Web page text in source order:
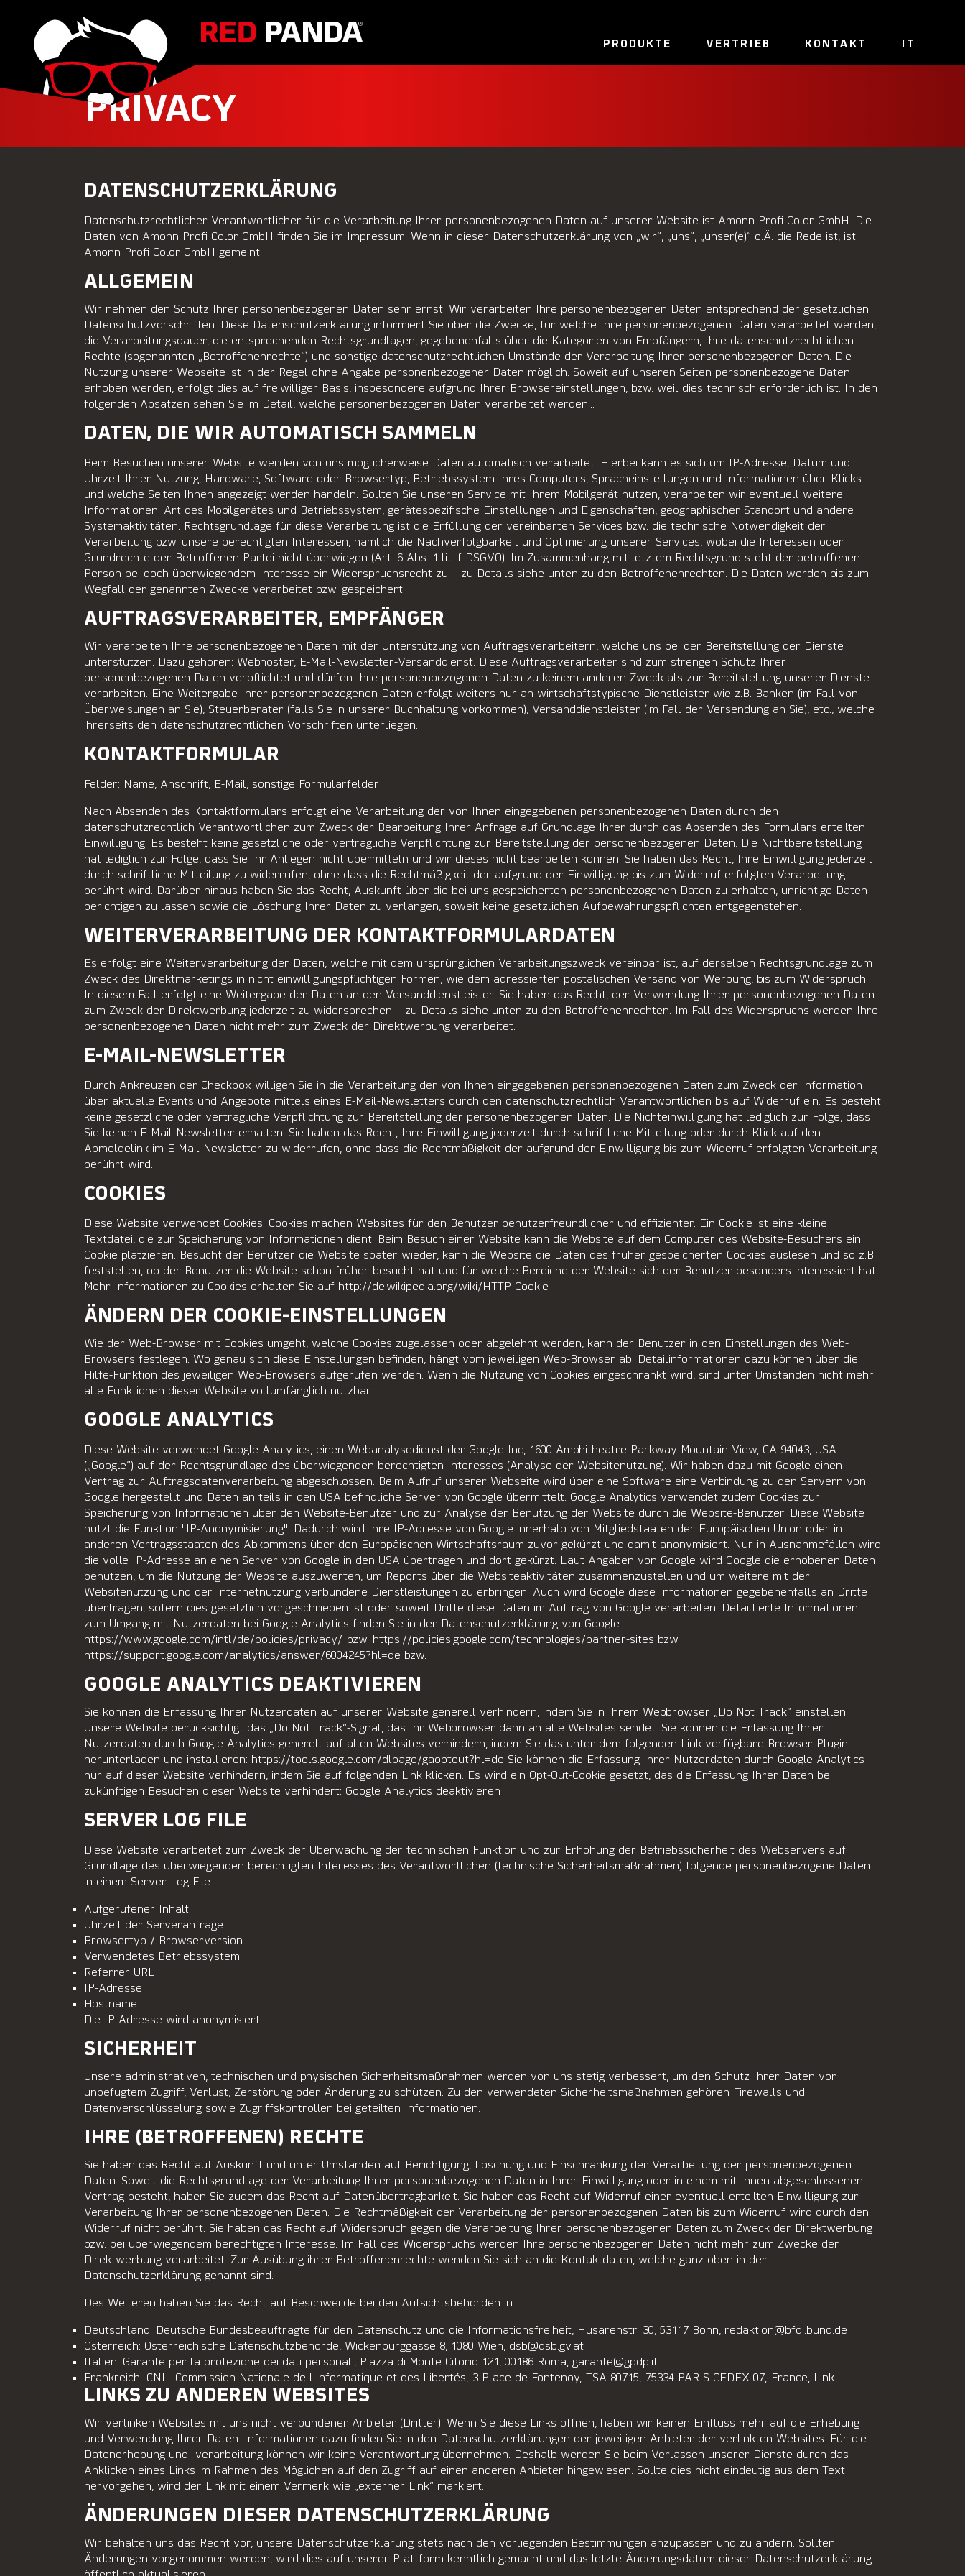
PRODUKTE VERTRIEB KONTAKT IT
PRIVACY
DATENSCHUTZERKLÄRUNG
Datenschutzrechtlicher Verantwortlicher für die Verarbeitung Ihrer personenbezogenen Daten auf unserer Website ist Amonn Profi Color GmbH. Die
Daten von Amonn Profi Color GmbH finden Sie im Impressum. Wenn in dieser Datenschutzerklärung von „wir“, „uns“, „unser(e)“ o.Ä. die Rede ist, ist
Amonn Profi Color GmbH gemeint.
ALLGEMEIN
Wir nehmen den Schutz Ihrer personenbezogenen Daten sehr ernst. Wir verarbeiten Ihre personenbezogenen Daten entsprechend der gesetzlichen
Datenschutzvorschriften. Diese Datenschutzerklärung informiert Sie über die Zwecke, für welche Ihre personenbezogenen Daten verarbeitet werden,
die Verarbeitungsdauer, die entsprechenden Rechtsgrundlagen, gegebenenfalls über die Kategorien von Empfängern, Ihre datenschutzrechtlichen
Rechte (sogenannten „Betroffenenrechte“) und sonstige datenschutzrechtlichen Umstände der Verarbeitung Ihrer personenbezogenen Daten. Die
Nutzung unserer Webseite ist in der Regel ohne Angabe personenbezogener Daten möglich. Soweit auf unseren Seiten personenbezogene Daten
erhoben werden, erfolgt dies auf freiwilliger Basis, insbesondere aufgrund Ihrer Browsereinstellungen, bzw. weil dies technisch erforderlich ist. In den
folgenden Absätzen sehen Sie im Detail, welche personenbezogenen Daten verarbeitet werden...
DATEN, DIE WIR AUTOMATISCH SAMMELN
Beim Besuchen unserer Website werden von uns möglicherweise Daten automatisch verarbeitet. Hierbei kann es sich um IP-Adresse, Datum und
Uhrzeit Ihrer Nutzung, Hardware, Software oder Browsertyp, Betriebssystem Ihres Computers, Spracheinstellungen und Informationen über Klicks
und welche Seiten Ihnen angezeigt werden handeln. Sollten Sie unseren Service mit Ihrem Mobilgerät nutzen, verarbeiten wir eventuell weitere
Informationen: Art des Mobilgerätes und Betriebssystem, gerätespezifische Einstellungen und Eigenschaften, geographischer Standort und andere
Systemaktivitäten. Rechtsgrundlage für diese Verarbeitung ist die Erfüllung der vereinbarten Services bzw. die technische Notwendigkeit der
Verarbeitung bzw. unsere berechtigten Interessen, nämlich die Nachverfolgbarkeit und Optimierung unserer Services, wobei die Interessen oder
Grundrechte der Betroffenen Partei nicht überwiegen (Art. 6 Abs. 1 lit. f DSGVO). Im Zusammenhang mit letztem Rechtsgrund steht der betroffenen
Person bei doch überwiegendem Interesse ein Widerspruchsrecht zu – zu Details siehe unten zu den Betroffenenrechten. Die Daten werden bis zum
Wegfall der genannten Zwecke verarbeitet bzw. gespeichert.
AUFTRAGSVERARBEITER, EMPFÄNGER
Wir verarbeiten Ihre personenbezogenen Daten mit der Unterstützung von Auftragsverarbeitern, welche uns bei der Bereitstellung der Dienste
unterstützen. Dazu gehören: Webhoster, E-Mail-Newsletter-Versanddienst. Diese Auftragsverarbeiter sind zum strengen Schutz Ihrer
personenbezogenen Daten verpflichtet und dürfen Ihre personenbezogenen Daten zu keinem anderen Zweck als zur Bereitstellung unserer Dienste
verarbeiten. Eine Weitergabe Ihrer personenbezogenen Daten erfolgt weiters nur an wirtschaftstypische Dienstleister wie z.B. Banken (im Fall von
Überweisungen an Sie), Steuerberater (falls Sie in unserer Buchhaltung vorkommen), Versanddienstleister (im Fall der Versendung an Sie), etc., welche
ihrerseits den datenschutzrechtlichen Vorschriften unterliegen.
KONTAKTFORMULAR
Felder: Name, Anschrift, E-Mail, sonstige Formularfelder
Nach Absenden des Kontaktformulars erfolgt eine Verarbeitung der von Ihnen eingegebenen personenbezogenen Daten durch den
datenschutzrechtlich Verantwortlichen zum Zweck der Bearbeitung Ihrer Anfrage auf Grundlage Ihrer durch das Absenden des Formulars erteilten
Einwilligung. Es besteht keine gesetzliche oder vertragliche Verpflichtung zur Bereitstellung der personenbezogenen Daten. Die Nichtbereitstellung
hat lediglich zur Folge, dass Sie Ihr Anliegen nicht übermitteln und wir dieses nicht bearbeiten können. Sie haben das Recht, Ihre Einwilligung jederzeit
durch schriftliche Mitteilung zu widerrufen, ohne dass die Rechtmäßigkeit der aufgrund der Einwilligung bis zum Widerruf erfolgten Verarbeitung
berührt wird. Darüber hinaus haben Sie das Recht, Auskunft über die bei uns gespeicherten personenbezogenen Daten zu erhalten, unrichtige Daten
berichtigen zu lassen sowie die Löschung Ihrer Daten zu verlangen, soweit keine gesetzlichen Aufbewahrungspflichten entgegenstehen.
WEITERVERARBEITUNG DER KONTAKTFORMULARDATEN
Es erfolgt eine Weiterverarbeitung der Daten, welche mit dem ursprünglichen Verarbeitungszweck vereinbar ist, auf derselben Rechtsgrundlage zum
Zweck des Direktmarketings in nicht einwilligungspflichtigen Formen, wie dem adressierten postalischen Versand von Werbung, bis zum Widerspruch.
In diesem Fall erfolgt eine Weitergabe der Daten an den Versanddienstleister. Sie haben das Recht, der Verwendung Ihrer personenbezogenen Daten
zum Zweck der Direktwerbung jederzeit zu widersprechen – zu Details siehe unten zu den Betroffenenrechten. Im Fall des Widerspruchs werden Ihre
personenbezogenen Daten nicht mehr zum Zweck der Direktwerbung verarbeitet.
E-MAIL-NEWSLETTER
Durch Ankreuzen der Checkbox willigen Sie in die Verarbeitung der von Ihnen eingegebenen personenbezogenen Daten zum Zweck der Information
über aktuelle Events und Angebote mittels eines E-Mail-Newsletters durch den datenschutzrechtlich Verantwortlichen bis auf Widerruf ein. Es besteht
keine gesetzliche oder vertragliche Verpflichtung zur Bereitstellung der personenbezogenen Daten. Die Nichteinwilligung hat lediglich zur Folge, dass
Sie keinen E-Mail-Newsletter erhalten. Sie haben das Recht, Ihre Einwilligung jederzeit durch schriftliche Mitteilung oder durch Klick auf den
Abmeldelink im E-Mail-Newsletter zu widerrufen, ohne dass die Rechtmäßigkeit der aufgrund der Einwilligung bis zum Widerruf erfolgten Verarbeitung
berührt wird.
COOKIES
Diese Website verwendet Cookies. Cookies machen Websites für den Benutzer benutzerfreundlicher und effizienter. Ein Cookie ist eine kleine
Textdatei, die zur Speicherung von Informationen dient. Beim Besuch einer Website kann die Website auf dem Computer des Website-Besuchers ein
Cookie platzieren. Besucht der Benutzer die Website später wieder, kann die Website die Daten des früher gespeicherten Cookies auslesen und so z.B.
feststellen, ob der Benutzer die Website schon früher besucht hat und für welche Bereiche der Website sich der Benutzer besonders interessiert hat.
Mehr Informationen zu Cookies erhalten Sie auf http://de.wikipedia.org/wiki/HTTP-Cookie
ÄNDERN DER COOKIE-EINSTELLUNGEN
Wie der Web-Browser mit Cookies umgeht, welche Cookies zugelassen oder abgelehnt werden, kann der Benutzer in den Einstellungen des Web-
Browsers festlegen. Wo genau sich diese Einstellungen befinden, hängt vom jeweiligen Web-Browser ab. Detailinformationen dazu können über die
Hilfe-Funktion des jeweiligen Web-Browsers aufgerufen werden. Wenn die Nutzung von Cookies eingeschränkt wird, sind unter Umständen nicht mehr
alle Funktionen dieser Website vollumfänglich nutzbar.
GOOGLE ANALYTICS
Diese Website verwendet Google Analytics, einen Webanalysedienst der Google Inc, 1600 Amphitheatre Parkway Mountain View, CA 94043, USA
(„Google“) auf der Rechtsgrundlage des überwiegenden berechtigten Interesses (Analyse der Websitenutzung). Wir haben dazu mit Google einen
Vertrag zur Auftragsdatenverarbeitung abgeschlossen. Beim Aufruf unserer Webseite wird über eine Software eine Verbindung zu den Servern von
Google hergestellt und Daten an teils in den USA befindliche Server von Google übermittelt. Google Analytics verwendet zudem Cookies zur
Speicherung von Informationen über den Website-Benutzer und zur Analyse der Benutzung der Website durch die Website-Benutzer. Diese Website
nutzt die Funktion "IP-Anonymisierung". Dadurch wird Ihre IP-Adresse von Google innerhalb von Mitgliedstaaten der Europäischen Union oder in
anderen Vertragsstaaten des Abkommens über den Europäischen Wirtschaftsraum zuvor gekürzt und damit anonymisiert. Nur in Ausnahmefällen wird
die volle IP-Adresse an einen Server von Google in den USA übertragen und dort gekürzt. Laut Angaben von Google wird Google die erhobenen Daten
benutzen, um die Nutzung der Website auszuwerten, um Reports über die Websiteaktivitäten zusammenzustellen und um weitere mit der
Websitenutzung und der Internetnutzung verbundene Dienstleistungen zu erbringen. Auch wird Google diese Informationen gegebenenfalls an Dritte
übertragen, sofern dies gesetzlich vorgeschrieben ist oder soweit Dritte diese Daten im Auftrag von Google verarbeiten. Detaillierte Informationen
zum Umgang mit Nutzerdaten bei Google Analytics finden Sie in der Datenschutzerklärung von Google:
https://www.google.com/intl/de/policies/privacy/ bzw. https://policies.google.com/technologies/partner-sites bzw.
https://support.google.com/analytics/answer/6004245?hl=de bzw.
GOOGLE ANALYTICS DEAKTIVIEREN
Sie können die Erfassung Ihrer Nutzerdaten auf unserer Website generell verhindern, indem Sie in Ihrem Webbrowser „Do Not Track“ einstellen.
Unsere Website berücksichtigt das „Do Not Track“-Signal, das Ihr Webbrowser dann an alle Websites sendet. Sie können die Erfassung Ihrer
Nutzerdaten durch Google Analytics generell auf allen Websites verhindern, indem Sie das unter dem folgenden Link verfügbare Browser-Plugin
herunterladen und installieren: https://tools.google.com/dlpage/gaoptout?hl=de Sie können die Erfassung Ihrer Nutzerdaten durch Google Analytics
nur auf dieser Website verhindern, indem Sie auf folgenden Link klicken. Es wird ein Opt-Out-Cookie gesetzt, das die Erfassung Ihrer Daten bei
zukünftigen Besuchen dieser Website verhindert: Google Analytics deaktivieren
SERVER LOG FILE
Diese Website verarbeitet zum Zweck der Überwachung der technischen Funktion und zur Erhöhung der Betriebssicherheit des Webservers auf
Grundlage des überwiegenden berechtigten Interesses des Verantwortlichen (technische Sicherheitsmaßnahmen) folgende personenbezogene Daten
in einem Server Log File:
Aufgerufener Inhalt
Uhrzeit der Serveranfrage
Browsertyp / Browserversion
Verwendetes Betriebssystem
Referrer URL
IP-Adresse
Hostname
Die IP-Adresse wird anonymisiert.
SICHERHEIT
Unsere administrativen, technischen und physischen Sicherheitsmaßnahmen werden von uns stetig verbessert, um den Schutz Ihrer Daten vor
unbefugtem Zugriff, Verlust, Zerstörung oder Änderung zu schützen. Zu den verwendeten Sicherheitsmaßnahmen gehören Firewalls und
Datenverschlüsselung sowie Zugriffskontrollen bei geteilten Informationen.
IHRE (BETROFFENEN) RECHTE
Sie haben das Recht auf Auskunft und unter Umständen auf Berichtigung, Löschung und Einschränkung der Verarbeitung der personenbezogenen
Daten. Soweit die Rechtsgrundlage der Verarbeitung Ihrer personenbezogenen Daten in Ihrer Einwilligung oder in einem mit Ihnen abgeschlossenen
Vertrag besteht, haben Sie zudem das Recht auf Datenübertragbarkeit. Sie haben das Recht auf Widerruf einer eventuell erteilten Einwilligung zur
Verarbeitung Ihrer personenbezogenen Daten. Die Rechtmäßigkeit der Verarbeitung der personenbezogenen Daten bis zum Widerruf wird durch den
Widerruf nicht berührt. Sie haben das Recht auf Widerspruch gegen die Verarbeitung Ihrer personenbezogenen Daten zum Zweck der Direktwerbung
bzw. bei überwiegendem berechtigten Interesse. Im Fall des Widerspruchs werden Ihre personenbezogenen Daten nicht mehr zum Zwecke der
Direktwerbung verarbeitet. Zur Ausübung ihrer Betroffenenrechte wenden Sie sich an die Kontaktdaten, welche ganz oben in der
Datenschutzerklärung genannt sind.
Des Weiteren haben Sie das Recht auf Beschwerde bei den Aufsichtsbehörden in
Deutschland: Deutsche Bundesbeauftragte für den Datenschutz und die Informationsfreiheit, Husarenstr. 30, 53117 Bonn, redaktion@bfdi.bund.de
Österreich: Österreichische Datenschutzbehörde, Wickenburggasse 8, 1080 Wien, dsb@dsb.gv.at
Italien: Garante per la protezione dei dati personali, Piazza di Monte Citorio 121, 00186 Roma, garante@gpdp.it
Frankreich: CNIL Commission Nationale de l'Informatique et des Libertés, 3 Place de Fontenoy, TSA 80715, 75334 PARIS CEDEX 07, France, Link
LINKS ZU ANDEREN WEBSITES
Wir verlinken Websites mit uns nicht verbundener Anbieter (Dritter). Wenn Sie diese Links öffnen, haben wir keinen Einfluss mehr auf die Erhebung
und Verwendung Ihrer Daten. Informationen dazu finden Sie in den Datenschutzerklärungen der jeweiligen Anbieter der verlinkten Websites. Für die
Datenerhebung und -verarbeitung können wir keine Verantwortung übernehmen. Deshalb werden Sie beim Verlassen unserer Dienste durch das
Anklicken eines Links im Rahmen des Möglichen auf den Zugriff auf einen anderen Anbieter hingewiesen. Sollte dies nicht eindeutig aus dem Text
hervorgehen, wird der Link mit einem Vermerk wie „externer Link“ markiert.
ÄNDERUNGEN DIESER DATENSCHUTZERKLÄRUNG
Wir behalten uns das Recht vor, unsere Datenschutzerklärung stets nach den vorliegenden Bestimmungen anzupassen und zu ändern. Sollten
Änderungen vorgenommen werden, wird dies auf unserer Plattform kenntlich gemacht und das letzte Änderungsdatum dieser Datenschutzerklärung